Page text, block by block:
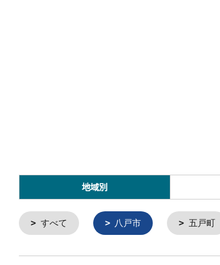
地域別
すべて 八戸市 五戸町